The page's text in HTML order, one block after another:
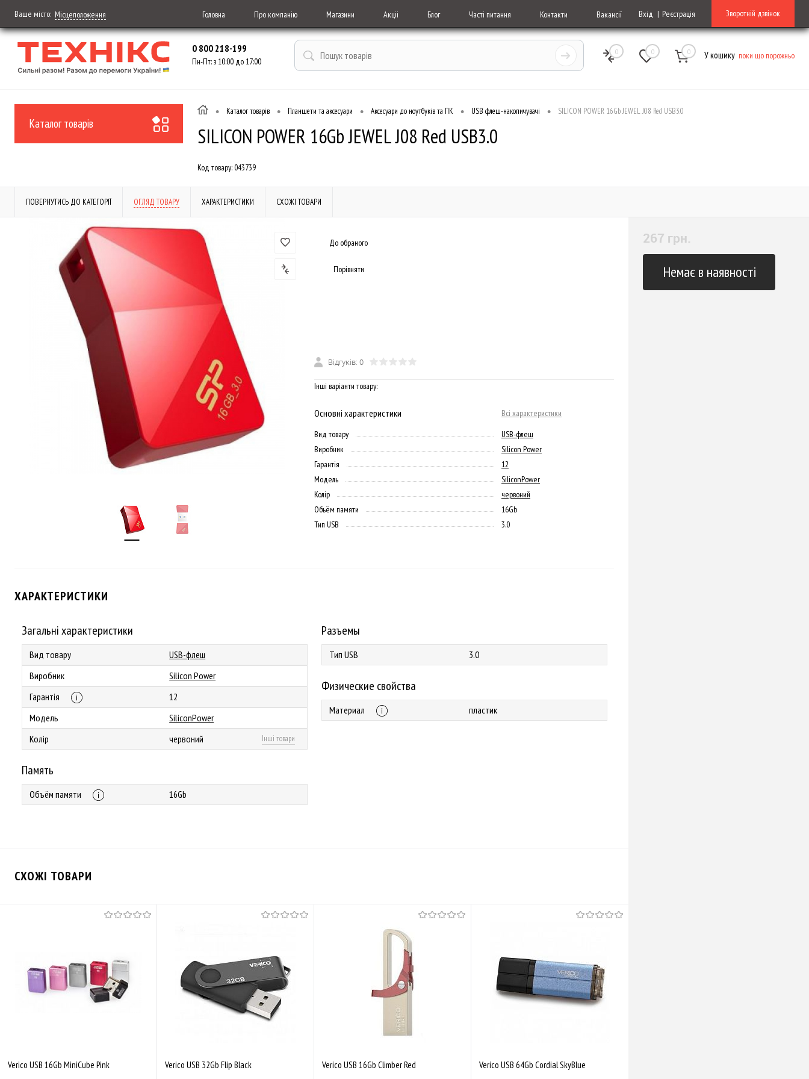
Ваше місто: Місцеположення Головна Про компанію Магазини Акціі Блог Часті питання Контакти Вакансії Вхід Реєстрація Зворотній дзвінок
0 800 218-199
Пн-Пт: з 10:00 до 17:00
0 0 0 У кошику поки що порожньо
Каталог товарів
• Каталог товарів • Планшети та аксесуари • Аксесуари до ноутбуків та ПК • USB флеш-накопичувачі • SILICON POWER 16Gb JEWEL J08 Red USB3.0
SILICON POWER 16Gb JEWEL J08 Red USB3.0
Код товару:043739
ПОВЕРНУТИСЬ ДО КАТЕГОРІЇ ОГЛЯД ТОВАРУ ХАРАКТЕРИСТИКИ СХОЖІ ТОВАРИ
До обраного
Порівняти
Відгуків: 0
Інші варіанти товару:
Основні характеристики
Всі характеристики
Вид товару
USB-флеш
Виробник
Silicon Power
Гарантія
12
Модель
SiliconPower
Колір
червоний
Объём памяти
16Gb
Тип USB
3.0
ХАРАКТЕРИСТИКИ
Загальні характеристики
Вид товару
USB-флеш
Виробник
Silicon Power
Гарантія
12
Модель
SiliconPower
Колір
червоний Інші товари
Память
Объём памяти 16Gb
Разъемы
Тип USB 3.0
Физические свойства
Материал пластик
СХОЖІ ТОВАРИ
Verico USB 16Gb MiniCube Pink Verico USB 32Gb Flip Black Verico USB 16Gb Climber Red Verico USB 64Gb Cordial SkyBlue
267 грн.
Немає в наявності